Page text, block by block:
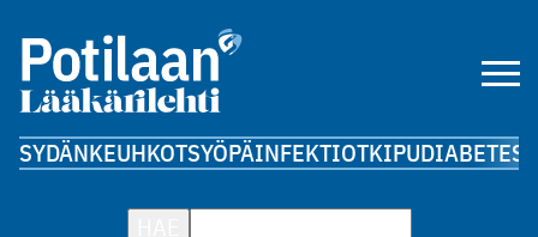
SYDÄNKEUHKOTSYÖPÄINFEKTIOTKIPUDIABETES